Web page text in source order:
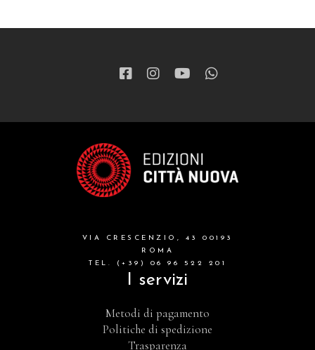
VIA CRESCENZIO, 43 00193
ROMA
TEL. (+39) 06 96 522 201
I servizi
Metodi di pagamento
Politiche di spedizione
Trasparenza